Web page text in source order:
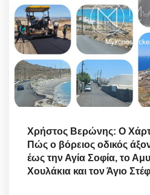
Χρήστος Βερώνης: Ο
Πώς ο βόρειος οδικός
έως την Αγία Σοφία, το
Χουλάκια και τον Άγιο